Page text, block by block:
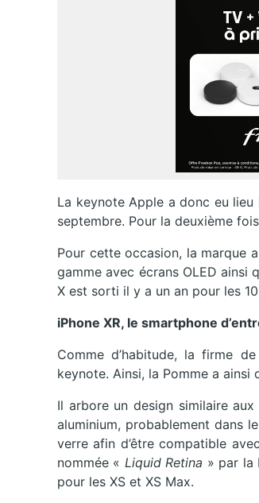
La keynote Apple a donc eu lieu
septembre. Pour la deuxième
Pour cette occasion, la marque
gamme avec écrans OLED ainsi
X est sorti il y a un an pour les 10
iPhone XR, le smartphone
Comme d’habitude, la firme
keynote. Ainsi, la Pomme a ainsi
Il arbore un design similaire
aluminium, probablement dans
verre afin d’être compatible
nommée « Liquid Retina » par la
pour les XS et XS Max.